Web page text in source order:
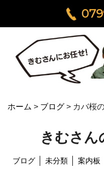
ホーム > ブログ > カバ桜
きむさん
ブログ 未分類 案内板